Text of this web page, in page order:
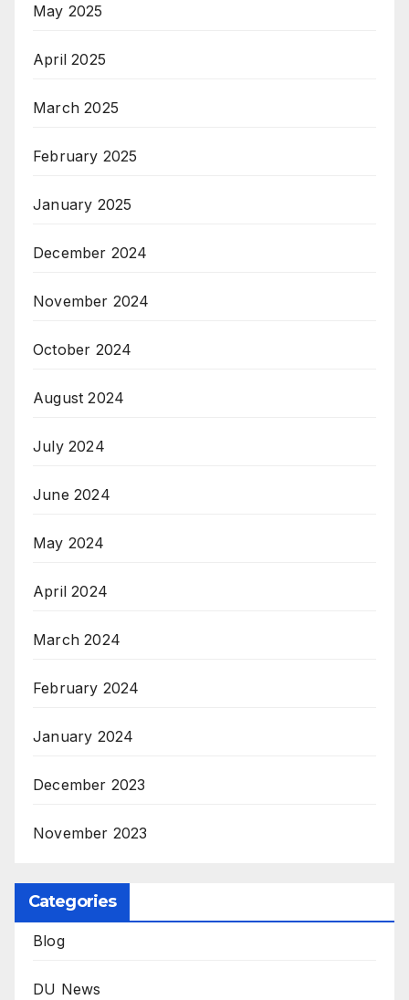
May 2025
April 2025
March 2025
February 2025
January 2025
December 2024
November 2024
October 2024
August 2024
July 2024
June 2024
May 2024
April 2024
March 2024
February 2024
January 2024
December 2023
November 2023
Categories
Blog
DU News